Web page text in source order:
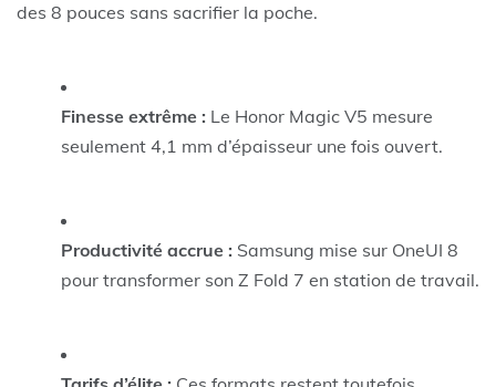
des 8 pouces sans sacrifier la poche.
Finesse extrême : Le Honor Magic V5 mesure
seulement 4,1 mm d’épaisseur une fois ouvert.
Productivité accrue : Samsung mise sur OneUI 8
pour transformer son Z Fold 7 en station de travail.